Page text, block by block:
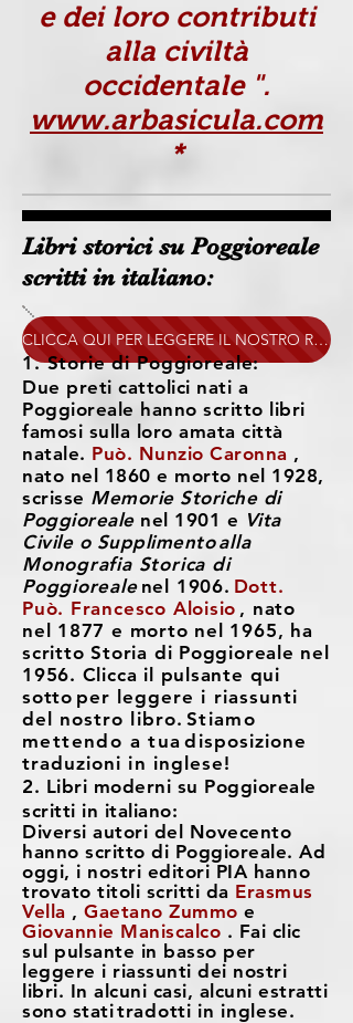
e dei loro contributi
alla civiltà
occidentale ".
www.arbasicula.com
*
Libri storici su Poggioreale
scritti in italiano:
CLICCA QUI PER LEGGERE IL NOSTRO RIEPILOGO DEL LIBRO
1. Storie di Poggioreale:
Due preti cattolici nati a
Poggioreale hanno scritto libri
famosi sulla loro amata città
natale. Può. Nunzio Caronna ,
nato nel 1860 e morto nel 1928,
scrisse Memorie Storiche di
Poggiorealenel 1901 e Vita
Civile o Supplimentoalla
Monografia Storica di
Poggioreale nel 1906. Dott.
Può. Francesco Aloisio , nato
nel 1877 e morto nel 1965, ha
scritto Storia di Poggioreale nel
1956. Clicca il pulsante qui
sotto per leggere i riassunti
del nostro libro. Stiamo
mettendo a tua disposizione
traduzioni in inglese!
2. Libri moderni su Poggioreale
scritti in italiano:
Diversi autori del Novecento
hanno scritto di Poggioreale. Ad
oggi, i nostri editori PIA hanno
trovato titoli scritti da Erasmus
Vella , Gaetano Zummo e
Giovannie Maniscalco . Fai clic
sul pulsante in basso per
leggere i riassunti dei nostri
libri. In alcuni casi, alcuni estratti
sono statitradotti in inglese.